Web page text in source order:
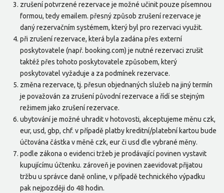
zrušení potvrzené rezervace je možné učinit pouze písemnou
formou, tedy emailem. přesný způsob zrušení rezervace je
daný rezervačním systémem, který byl pro rezervaci využit.
při zrušení rezervace, která byla zadána přes externí
poskytovatele (např. booking.com) je nutné rezervaci zrušit
taktéž přes tohoto poskytovatele způsobem, který
poskytovatel vyžaduje a za podmínek rezervace.
změna rezervace, tj. přesun objednaných služeb na jiný termín
je považován za zrušení původní rezervace a řídí se stejným
režimem jako zrušení rezervace.
ubytování je možné uhradit v hotovosti, akceptujeme měnu czk,
eur, usd, gbp, chf. v případě platby kreditní/platební kartou bude
účtována částka v měně czk, eur či usd dle vybrané měny.
podle zákona o evidenci tržeb je prodávající povinen vystavit
kupujícímu účtenku. zároveň je povinen zaevidovat přijatou
tržbu u správce daně online, v případě technického výpadku
pak nejpozději do 48 hodin.